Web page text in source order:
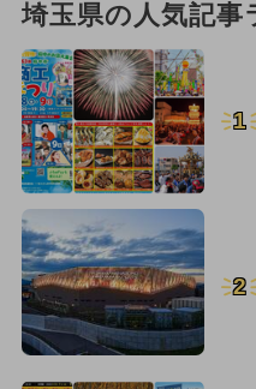
埼玉県の人気記事
1
2